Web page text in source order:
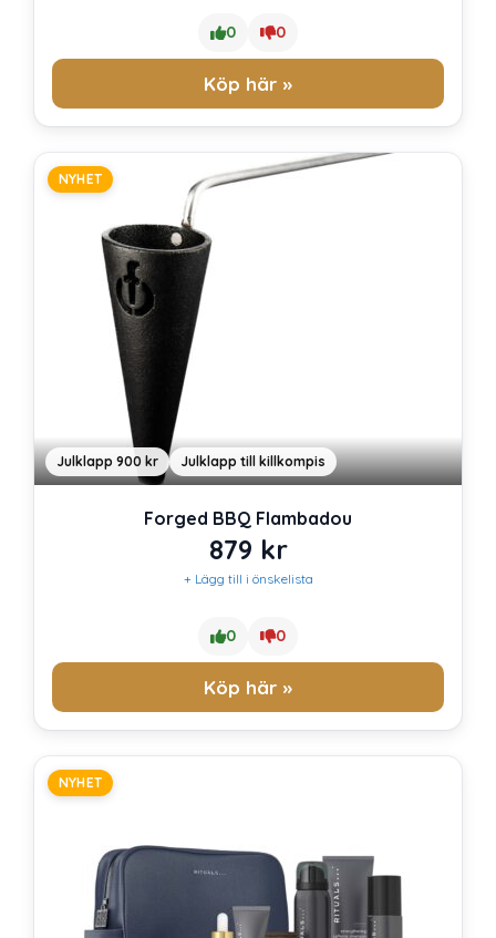
0 0
Köp här »
NYHET
Julklapp 900 kr Julklapp till killkompis
Forged BBQ Flambadou
879 kr
+ Lägg till i önskelista
0 0
Köp här »
NYHET